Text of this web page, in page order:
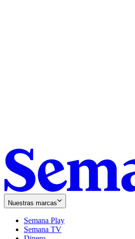
Nuestras marcas
Semana Play
Semana TV